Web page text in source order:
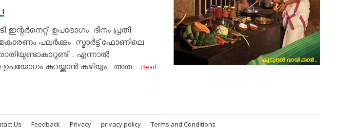
ഉപഭോഗം ദിനം പ്രതി
പലർക്കും സ്മാര്‍ട്ട്‌ഫോണിലെ
. എന്നാൽ
ഉപയോഗം കുറയ്ക്കാന്‍ കഴിയും. അത... [Read
Us Feedback Privacy privacy policy
Terms and Conditions